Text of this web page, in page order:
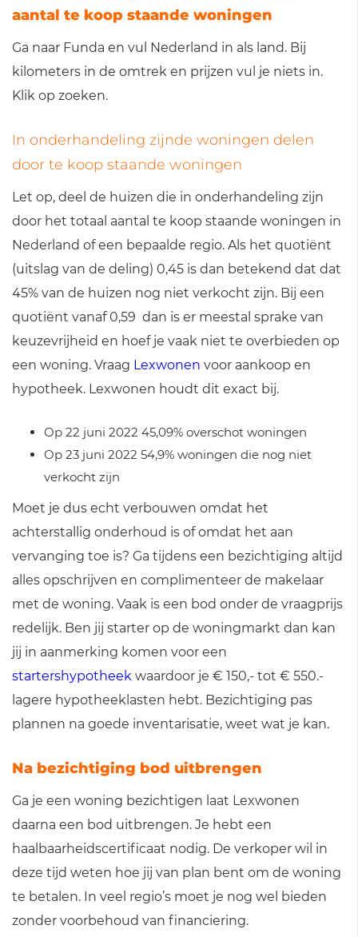
aantal te koop staande woningen
Ga naar Funda en vul Nederland in als land. Bij
kilometers in de omtrek en prijzen vul je niets in.
Klik op zoeken.
In onderhandeling zijnde woningen delen
door te koop staande woningen
Let op, deel de huizen die in onderhandeling zijn
door het totaal aantal te koop staande woningen in
Nederland of een bepaalde regio. Als het quotiënt
(uitslag van de deling) 0,45 is dan betekend dat dat
45% van de huizen nog niet verkocht zijn. Bij een
quotiënt vanaf 0,59 dan is er meestal sprake van
keuzevrijheid en hoef je vaak niet te overbieden op
een woning. Vraag Lexwonen voor aankoop en
hypotheek. Lexwonen houdt dit exact bij.
Op 22 juni 2022 45,09% overschot woningen
Op 23 juni 2022 54,9% woningen die nog niet
verkocht zijn
Moet je dus echt verbouwen omdat het
achterstallig onderhoud is of omdat het aan
vervanging toe is? Ga tijdens een bezichtiging altijd
alles opschrijven en complimenteer de makelaar
met de woning. Vaak is een bod onder de vraagprijs
redelijk. Ben jij starter op de woningmarkt dan kan
jij in aanmerking komen voor een
startershypotheek waardoor je € 150,- tot € 550.-
lagere hypotheeklasten hebt. Bezichtiging pas
plannen na goede inventarisatie, weet wat je kan.
Na bezichtiging bod uitbrengen
Ga je een woning bezichtigen laat Lexwonen
daarna een bod uitbrengen. Je hebt een
haalbaarheidscertificaat nodig. De verkoper wil in
deze tijd weten hoe jij van plan bent om de woning
te betalen. In veel regio’s moet je nog wel bieden
zonder voorbehoud van financiering.